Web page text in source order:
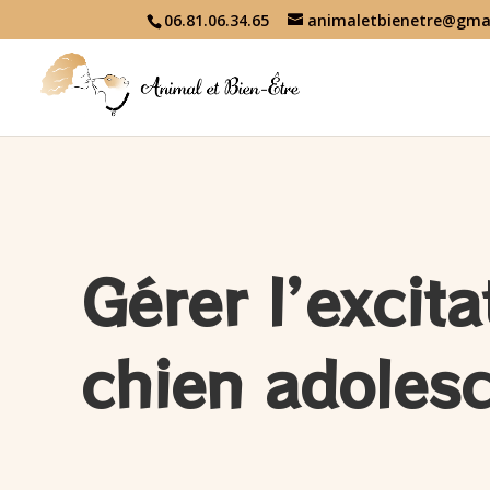
06.81.06.34.65
Gérer
chien